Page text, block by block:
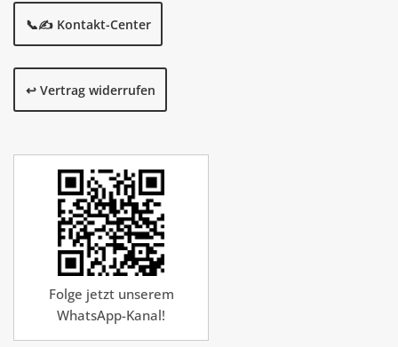
📞✍️ Kontakt-Center
↩️ Vertrag widerrufen
Folge jetzt unserem
WhatsApp-Kanal!